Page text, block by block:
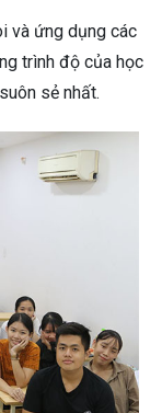
và ứng dụng các
trình độ của học
sẻ nhất.